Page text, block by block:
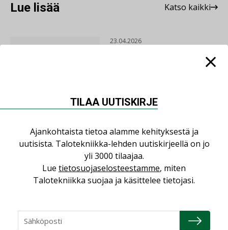
Lue lisää Katso kaikki
23.04.2026
Granlund Oy
TILAA UUTISKIRJE
Ajankohtaista tietoa alamme kehityksestä ja
uutisista. Talotekniikka-lehden uutiskirjeellä on jo
yli 3000 tilaajaa.
Lue tietosuojaselosteestamme, miten
Talotekniikka suojaa ja käsittelee tietojasi.